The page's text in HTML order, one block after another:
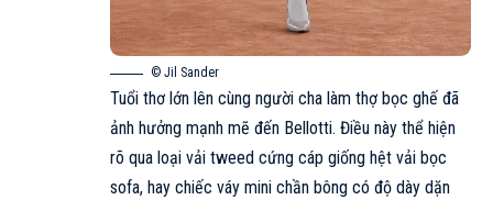
© Jil Sander
Tuổi thơ lớn lên cùng người cha làm thợ bọc ghế đã
ảnh hưởng mạnh mẽ đến Bellotti. Điều này thể hiện
rõ qua loại vải tweed cứng cáp giống hệt vải bọc
sofa, hay chiếc váy mini chần bông có độ dày dặn